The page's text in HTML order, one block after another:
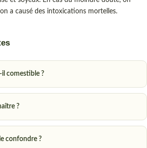
a causé des intoxications mortelles.
il comestible ?
?
confondre ?